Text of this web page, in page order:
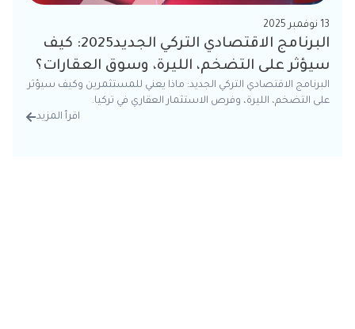
13 نوفمبر 2025
البرنامج الاقتصادي التركي الجديد2025: كيف
سيؤثر على التضخم، الليرة، وسوق العقارات؟
البرنامج الاقتصادي التركي الجديد: ماذا يعني للمستثمرين وكيف سيؤثر
على التضخم، الليرة، وفرص الاستثمار العقاري في تركيا.
اقرأ المزيد